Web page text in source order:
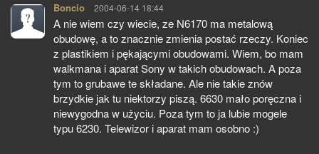
Boncio pisze:
2004-06-14 18:44
A nie wiem czy wiecie, ze N6170 ma metalową
obudowę, a to znacznie zmienia postać rzeczy. Koniec
z plastikiem i pękającymi obudowami. Wiem, bo mam
walkmana i aparat Sony w takich obudowach. A poza
tym to grubawe te składane. Ale nie takie znów
brzydkie jak tu niektorzy piszą. 6630 mało poręczna i
niewygodna w użyciu. Poza tym to ja lubie mogele
typu 6230. Telewizor i aparat mam osobno :)